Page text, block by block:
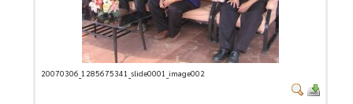
20070306_1285675341_slide0001_image002